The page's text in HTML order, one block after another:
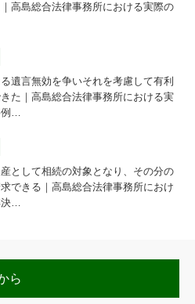
高島総合法律事務所における実際の
遺言無効を争いそれを考慮して有利
た｜高島総合法律事務所における実
例…
として相続の対象となり、その分の
できる｜高島総合法律事務所におけ
決…
ら